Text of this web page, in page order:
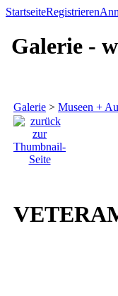
StartseiteRegistrieren
Galerie -
Galerie > Museen +